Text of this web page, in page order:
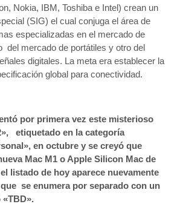
Nokia, IBM, Toshiba e Intel) crean un
(SIG) el cual conjuga el área de
especializadas en el mercado de
del mercado de portátiles y otro del
digitales. La meta era establecer la
global para conectividad.
por primera vez este misterioso
etiquetado en la categoría
en octubre y se creyó que
Mac M1 o Apple Silicon Mac de
listado de hoy aparece nuevamente
se enumera por separado con un
«TBD».